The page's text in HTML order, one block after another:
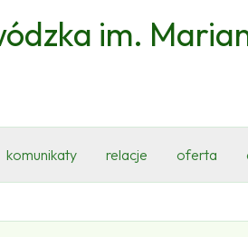
im.
komunikaty relacje oferta